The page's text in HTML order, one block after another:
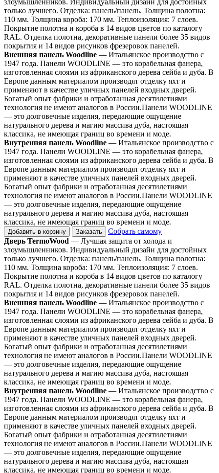
только лучшего. Отделка: панель/панель. Толщина полотна:
110 мм. Толщина короба: 170 мм. Теплоизоляция: 7 слоев.
Покрытие полотна и короба в 14 видов цветов по каталогу
RAL. Отделка полотна, декоративные панели более 35 видов
покрытия и 14 видов рисунков фрезеровок панелей.
Внешняя панель Woodline — Итальянское производство с
1947 года. Панели WOODLINE — это корабельная фанера,
изготовленная слоями из африканского дерева сейба и дуба. В
Европе данным материалом производят отделку яхт и
применяют в качестве уличных панелей входных дверей.
Богатый опыт фабрики и отработанная десятилетиями
технология не имеют аналогов в России.Панели WOODLINE
— это долговечные изделия, передающие ощущение
натурального дерева и магию массива дуба, настоящая
классика, не имеющая границ во времени и моде.
Внутренняя панель Woodline — Итальянское производство с
1947 года. Панели WOODLINE — это корабельная фанера,
изготовленная слоями из африканского дерева сейба и дуба. В
Европе данным материалом производят отделку яхт и
применяют в качестве уличных панелей входных дверей.
Богатый опыт фабрики и отработанная десятилетиями
технология не имеют аналогов в России.Панели WOODLINE
— это долговечные изделия, передающие ощущение
натурального дерева и магию массива дуба, настоящая
классика, не имеющая границ во времени и моде.
Добавить в корзину Заказать
Собрать самому
Дверь TermoWood — Лучшая защита от холода и
злоумышленников. Индивидуальный дизайн для достойных
только лучшего. Отделка: панель/панель. Толщина полотна:
110 мм. Толщина короба: 170 мм. Теплоизоляция: 7 слоев.
Покрытие полотна и короба в 14 видов цветов по каталогу
RAL. Отделка полотна, декоративные панели более 35 видов
покрытия и 14 видов рисунков фрезеровок панелей.
Внешняя панель Woodline — Итальянское производство с
1947 года. Панели WOODLINE — это корабельная фанера,
изготовленная слоями из африканского дерева сейба и дуба. В
Европе данным материалом производят отделку яхт и
применяют в качестве уличных панелей входных дверей.
Богатый опыт фабрики и отработанная десятилетиями
технология не имеют аналогов в России.Панели WOODLINE
— это долговечные изделия, передающие ощущение
натурального дерева и магию массива дуба, настоящая
классика, не имеющая границ во времени и моде.
Внутренняя панель Woodline — Итальянское производство с
1947 года. Панели WOODLINE — это корабельная фанера,
изготовленная слоями из африканского дерева сейба и дуба. В
Европе данным материалом производят отделку яхт и
применяют в качестве уличных панелей входных дверей.
Богатый опыт фабрики и отработанная десятилетиями
технология не имеют аналогов в России.Панели WOODLINE
— это долговечные изделия, передающие ощущение
натурального дерева и магию массива дуба, настоящая
классика, не имеющая границ во времени и моде.